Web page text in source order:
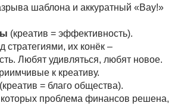
шаблона и аккуратный «Вау!»
(креатив = эффективность).
стратегиями, их конёк –
Любят удивляться, любят новое.
к креативу.
(креатив = благо общества).
проблема финансов решена,